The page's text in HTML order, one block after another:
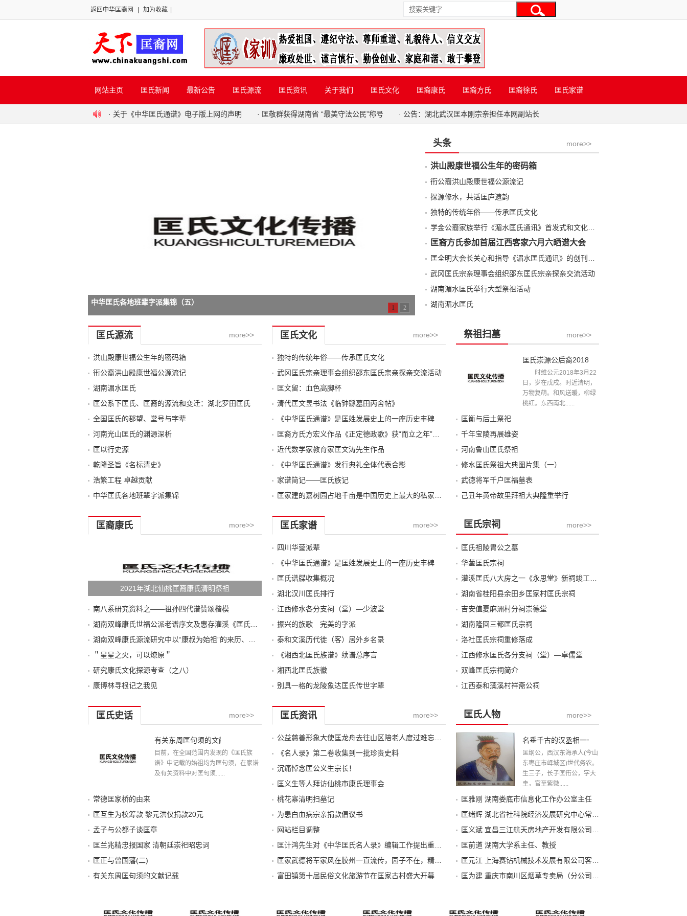
返回中华匡裔网 加为收藏
网站主页 匡氏新闻 最新公告 匡氏源流 匡氏资讯 关于我们 匡氏文化 匡裔康氏 匡裔方氏 匡裔徐氏 匡氏家谱
· 关于《中华匡氏通谱》电子版上网的声明 · 匡敬群获得湖南省 “最美守法公民”称号 · 公告：湖北武汉匡本刚宗亲担任本网副站长
-->
中华匡氏各地班辈字派集锦（五）
1 2
more>>
头条
洪山殿康世福公生年的密码箱
衎公裔洪山殿康世福公源流记
探源修水，共话匡庐遗韵
独特的传统年俗——传承匡氏文化
匡裔方氏参加首届江西客家六月六晒谱大会
武冈匡氏宗亲理事会组织邵东匡氏宗亲探亲交流活动
湖南湄水匡氏举行大型祭祖活动
湖南湄水匡氏
more>>
匡氏源流
洪山殿康世福公生年的密码箱
衎公裔洪山殿康世福公源流记
湖南湄水匡氏
匡公系下匡氏、匡裔的源流和变迁：湖北罗田匡氏
全国匡氏的郡望、堂号与字辈
河南光山匡氏的渊源深析
匡以行史源
乾隆圣旨《名标清史》
浩繁工程 卓越贡献
中华匡氏各地班辈字派集锦
more>>
匡氏文化
独特的传统年俗——传承匡氏文化
武冈匡氏宗亲理事会组织邵东匡氏宗亲探亲交流活动
匡文留：血色高脚杯
清代匡文昱书法《临钟繇墓田丙舍帖》
《中华匡氏通谱》是匡姓发展史上的一座历史丰碑
近代数学家教育家匡文涛先生作品
《中华匡氏通谱》发行典礼全体代表合影
家谱简记——匡氏族记
more>>
祭祖扫墓
匡氏崇源公后裔2018年清明祭祖文
时维公元2018年3月22
日，岁在戊戌。时近清明，
万物复萌。和风送暖，柳绿
桃红。东西南北......
匡衡与后土祭祀
千年宝陵再展雄姿
河南鲁山匡氏祭祖
修水匡氏祭祖大典图片集（一）
武徳将军千户匡福墓表
己丑年黄帝故里拜祖大典隆重举行
more>>
匡裔康氏
2021年湖北仙桃匡裔康氏清明祭祖
南八系研究资料之——祖孙四代谱赞颂楷模
＂星星之火，可以燎原＂
研究康氏文化探源考查（之八）
康博林寻根记之我见
more>>
匡氏家谱
四川华蓥派辈
《中华匡氏通谱》是匡姓发展史上的一座历史丰碑
匡氏谱牒收集概况
湖北汉川匡氏排行
江西修水各分支祠（堂）—少波堂
振兴的族歌 完美的字派
泰和文溪历代徙（客）居外乡名录
《湘西北匡氏族谱》续谱总序言
湘西北匡氏族徽
别具一格的龙陵象达匡氏传世字辈
more>>
匡氏宗祠
匡氏祖陵胄公之墓
华蓥匡氏宗祠
湖南省桂阳县余田乡匡家村匡氏宗祠
吉安值夏麻洲村分祠崇德堂
湖南隆回三都匡氏宗祠
洛社匡氏宗祠重修落成
江西修水匡氏各分支祠（堂）—卓儒堂
双峰匡氏宗祠简介
江西泰和藻溪村祥斋公祠
more>>
匡氏史话
有关东周匡句须的文献记载
目前，在全国范围内发现的《匡氏族
谱》中记载的始祖均为匡句须，在家谱
及有关资料中对匡句须......
常德匡家桥的由来
匡互生为校筹款 黎元洪仅捐款20元
孟子与公都子谈匡章
匡兰兆精忠报国家 清朝廷崇祀昭忠词
匡正与曾国藩(二)
有关东周匡句须的文献记载
more>>
匡氏资讯
《名人录》第二卷收集到一批珍贵史料
沉痛悼念匡公义生宗长！
匡义生等人拜访仙桃市康氏理事会
桃花寨清明扫墓记
为患白血病宗亲捐款倡议书
网站栏目调整
富田镇第十届民俗文化旅游节在匡家古村盛大开幕
more>>
匡氏人物
名垂千古的汉丞相一一匡衡公
匡纲公，西汉东海承人(今山
东枣庄市峄城区)世代务农。
生三子，长子匡衎公，字大
圭，官至紫微......
匡雅刚 湖南娄底市信息化工作办公室主任
匡前道 湖南大学系主任、教授